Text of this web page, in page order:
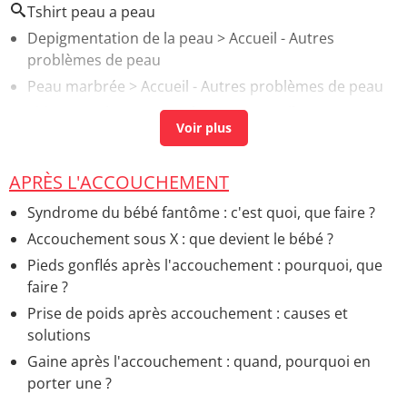
Tshirt peau a peau
Depigmentation de la peau > Accueil - Autres
problèmes de peau
Peau marbrée > Accueil - Autres problèmes de peau
Sida symptômes peau photos> Accueil - MST-IST
APRÈS L'ACCOUCHEMENT
Syndrome du bébé fantôme : c'est quoi, que faire ?
Accouchement sous X : que devient le bébé ?
Pieds gonflés après l'accouchement : pourquoi, que
faire ?
Prise de poids après accouchement : causes et
solutions
Gaine après l'accouchement : quand, pourquoi en
porter une ?